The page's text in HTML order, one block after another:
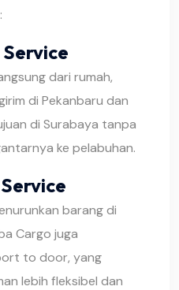
dari rumah,
di Pekanbaru dan
di Surabaya tanpa
ke pelabuhan.
barang di
Cargo juga
to door, yang
lebih fleksibel dan